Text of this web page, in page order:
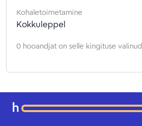
Kohaletoimetamine
Kokkuleppel
0 hooandjat on selle kingituse valinud